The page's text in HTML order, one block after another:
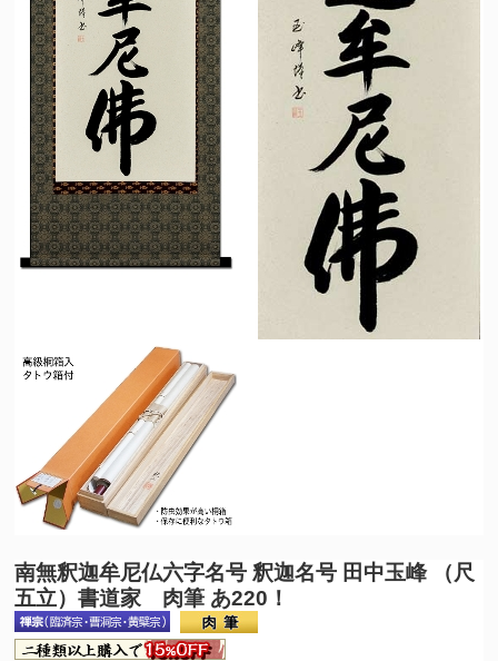
南無釈迦牟尼仏六字名号 釈迦名号 田中玉峰 （尺
五立）書道家 肉筆 あ220！